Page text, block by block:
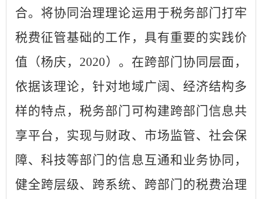
合。将协同治理理论运用于税务部门打牢
税费征管基础的工作，具有重要的实践价
值（杨庆，2020）。在跨部门协同层面，
依据该理论，针对地域广阔、经济结构多
样的特点，税务部门可构建跨部门信息共
享平台，实现与财政、市场监管、社会保
障、科技等部门的信息互通和业务协同，
健全跨层级、跨系统、跨部门的税费治理